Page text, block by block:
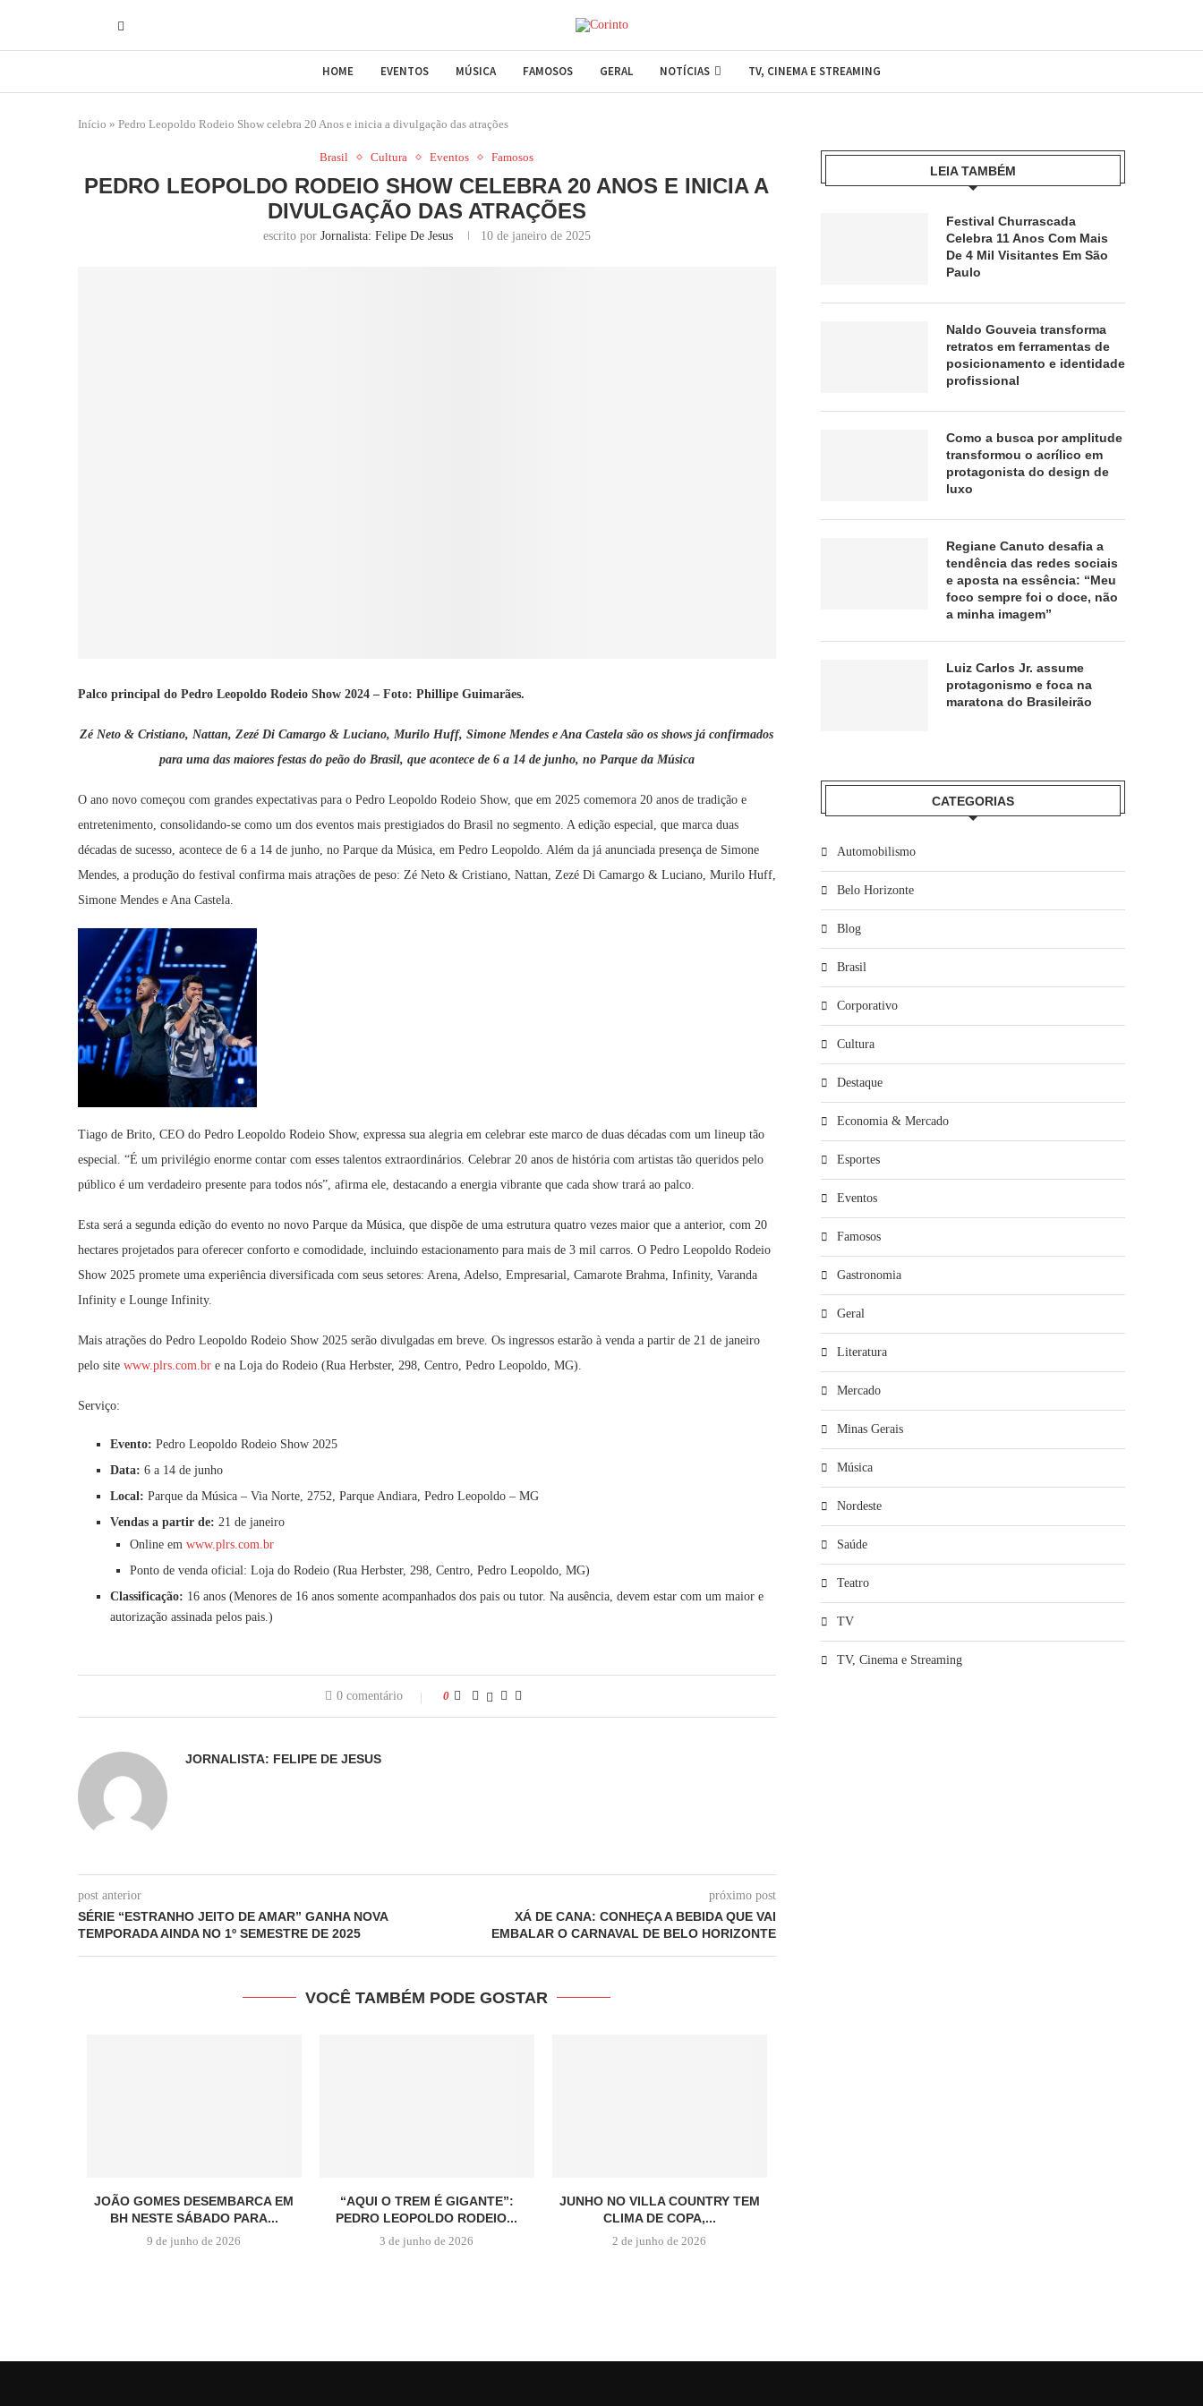
HOME EVENTOS MÚSICA FAMOSOS GERAL NOTÍCIAS TV, CINEMA E STREAMING
Início » Pedro Leopoldo Rodeio Show celebra 20 Anos e inicia a divulgação das atrações
Brasil Cultura Eventos Famosos
PEDRO LEOPOLDO RODEIO SHOW CELEBRA 20 ANOS E INICIA A
DIVULGAÇÃO DAS ATRAÇÕES
escrito por Jornalista: Felipe De Jesus 10 de janeiro de 2025
Palco principal do Pedro Leopoldo Rodeio Show 2024 – Foto: Phillipe Guimarães.
Zé Neto & Cristiano, Nattan, Zezé Di Camargo & Luciano, Murilo Huff, Simone Mendes e Ana Castela são os shows já confirmados
para uma das maiores festas do peão do Brasil, que acontece de 6 a 14 de junho, no Parque da Música
O ano novo começou com grandes expectativas para o Pedro Leopoldo Rodeio Show, que em 2025 comemora 20 anos de tradição e
entretenimento, consolidando-se como um dos eventos mais prestigiados do Brasil no segmento. A edição especial, que marca duas
décadas de sucesso, acontece de 6 a 14 de junho, no Parque da Música, em Pedro Leopoldo. Além da já anunciada presença de Simone
Mendes, a produção do festival confirma mais atrações de peso: Zé Neto & Cristiano, Nattan, Zezé Di Camargo & Luciano, Murilo Huff,
Simone Mendes e Ana Castela.
Tiago de Brito, CEO do Pedro Leopoldo Rodeio Show, expressa sua alegria em celebrar este marco de duas décadas com um lineup tão
especial. “É um privilégio enorme contar com esses talentos extraordinários. Celebrar 20 anos de história com artistas tão queridos pelo
público é um verdadeiro presente para todos nós”, afirma ele, destacando a energia vibrante que cada show trará ao palco.
Esta será a segunda edição do evento no novo Parque da Música, que dispõe de uma estrutura quatro vezes maior que a anterior, com 20
hectares projetados para oferecer conforto e comodidade, incluindo estacionamento para mais de 3 mil carros. O Pedro Leopoldo Rodeio
Show 2025 promete uma experiência diversificada com seus setores: Arena, Adelso, Empresarial, Camarote Brahma, Infinity, Varanda
Infinity e Lounge Infinity.
Mais atrações do Pedro Leopoldo Rodeio Show 2025 serão divulgadas em breve. Os ingressos estarão à venda a partir de 21 de janeiro
pelo site www.plrs.com.br e na Loja do Rodeio (Rua Herbster, 298, Centro, Pedro Leopoldo, MG).
Serviço:
Evento: Pedro Leopoldo Rodeio Show 2025
Data: 6 a 14 de junho
Local: Parque da Música – Via Norte, 2752, Parque Andiara, Pedro Leopoldo – MG
Vendas a partir de: 21 de janeiro
Online em www.plrs.com.br
Ponto de venda oficial: Loja do Rodeio (Rua Herbster, 298, Centro, Pedro Leopoldo, MG)
Classificação: 16 anos (Menores de 16 anos somente acompanhados dos pais ou tutor. Na ausência, devem estar com um maior e
autorização assinada pelos pais.)
0 comentário 0
JORNALISTA: FELIPE DE JESUS
post anterior
SÉRIE “ESTRANHO JEITO DE AMAR” GANHA NOVA
TEMPORADA AINDA NO 1º SEMESTRE DE 2025
próximo post
XÁ DE CANA: CONHEÇA A BEBIDA QUE VAI
EMBALAR O CARNAVAL DE BELO HORIZONTE
VOCÊ TAMBÉM PODE GOSTAR
JOÃO GOMES DESEMBARCA EM
BH NESTE SÁBADO PARA...
9 de junho de 2026
“AQUI O TREM É GIGANTE”:
PEDRO LEOPOLDO RODEIO...
3 de junho de 2026
JUNHO NO VILLA COUNTRY TEM
CLIMA DE COPA,...
2 de junho de 2026
LEIA TAMBÉM
Festival Churrascada
Celebra 11 Anos Com Mais
De 4 Mil Visitantes Em São
Paulo
Naldo Gouveia transforma
retratos em ferramentas de
posicionamento e identidade
profissional
Como a busca por amplitude
transformou o acrílico em
protagonista do design de
luxo
Regiane Canuto desafia a
tendência das redes sociais
e aposta na essência: “Meu
foco sempre foi o doce, não
a minha imagem”
Luiz Carlos Jr. assume
protagonismo e foca na
maratona do Brasileirão
CATEGORIAS
Automobilismo
Belo Horizonte
Blog
Brasil
Corporativo
Cultura
Destaque
Economia & Mercado
Esportes
Eventos
Famosos
Gastronomia
Geral
Literatura
Mercado
Minas Gerais
Música
Nordeste
Saúde
Teatro
TV
TV, Cinema e Streaming